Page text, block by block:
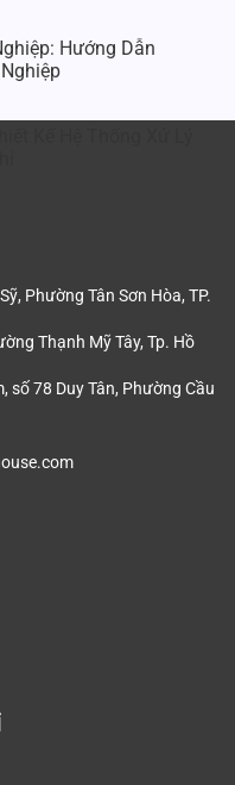
Hướng Dẫn
Phường Tân Sơn Hòa, TP.
Thạnh Mỹ Tây, Tp. Hồ
số 78 Duy Tân, Phường Cầu